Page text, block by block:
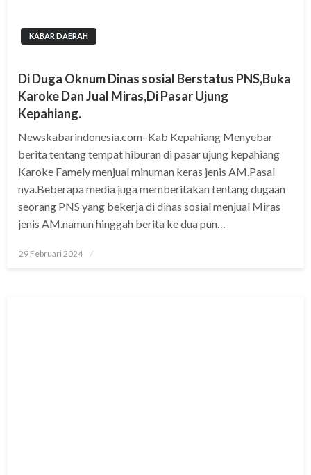
KABAR DAERAH
Di Duga Oknum Dinas sosial Berstatus PNS,Buka
Karoke Dan Jual Miras,Di Pasar Ujung
Kepahiang.
Newskabarindonesia.com–Kab Kepahiang Menyebar
berita tentang tempat hiburan di pasar ujung kepahiang
Karoke Famely menjual minuman keras jenis AM.Pasal
nya.Beberapa media juga memberitakan tentang dugaan
seorang PNS yang bekerja di dinas sosial menjual Miras
jenis AM.namun hinggah berita ke dua pun…
Posted
29 Februari 2024